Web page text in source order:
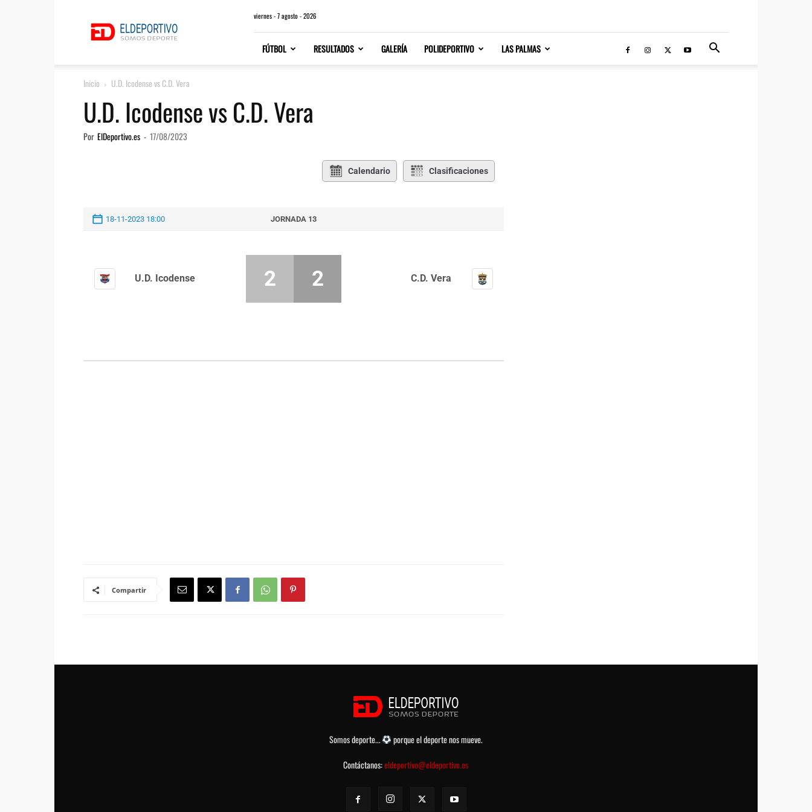
viernes - 7 agosto - 2026
FÚTBOL RESULTADOS GALERÍA POLIDEPORTIVO LAS PALMAS
Inicio U.D. Icodense vs C.D. Vera
U.D. Icodense vs C.D. Vera
Por ElDeportivo.es - 17/08/2023
Calendario Clasificaciones
18-11-2023 18:00 JORNADA 13
U.D. Icodense C.D. Vera
2 2
Compartir
Somos deporte...
porque el deporte nos mueve.
Contáctanos:eldeportivo@eldeportivo.es